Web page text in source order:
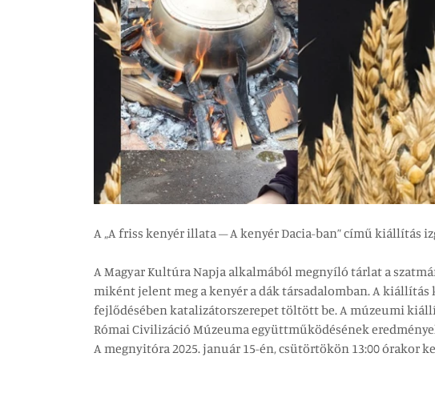
A „A friss kenyér illata – A kenyér Dacia-ban” című
A Magyar Kultúra Napja alkalmából megnyíló tárlat a
miként jelent meg a kenyér a dák társadalomban. A
fejlődésében katalizátorszerepet töltött be. A múzeumi
Római Civilizáció Múzeuma együttműködésének
A megnyitóra 2025. január 15-én, csütörtökön 13:00 órakor